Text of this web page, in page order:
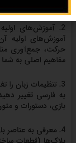
2. آموزش‌های
آموزش‌های اولیه
حرکت، جمع‌آوری
مفاهیم اصلی به شما
3. تنظیمات زبان را
به فارسی تغییر
بازی، دستورات و
4. معرفی به عناصر